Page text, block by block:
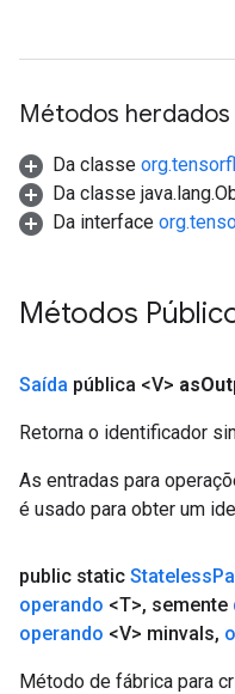
Métodos herdados
Da classe
Da classe
Da interface
Métodos
Saída pública <V> as
Retorna o identificador
As entradas para
é usado para obter um
public static Stateless
operando <T>, semente
operando <V> minvals,
Método de fábrica para